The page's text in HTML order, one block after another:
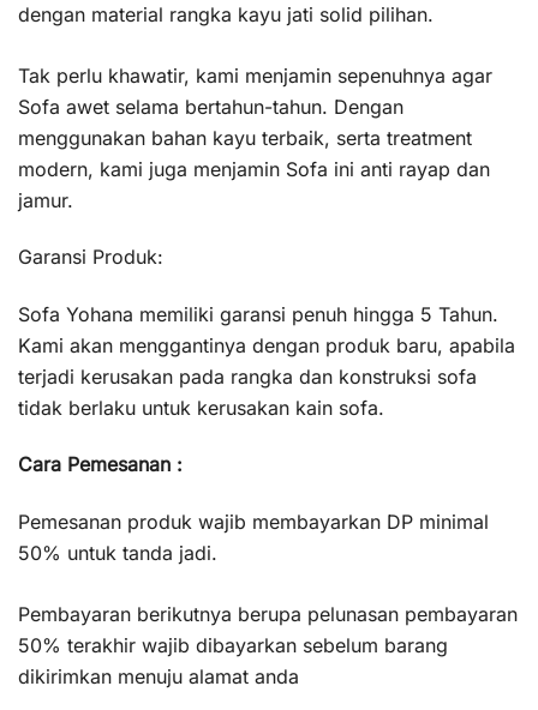
dengan material rangka kayu jati solid pilihan.
Tak perlu khawatir, kami menjamin sepenuhnya agar
Sofa awet selama bertahun-tahun. Dengan
menggunakan bahan kayu terbaik, serta treatment
modern, kami juga menjamin Sofa ini anti rayap dan
jamur.
Garansi Produk:
Sofa Yohana memiliki garansi penuh hingga 5 Tahun.
Kami akan menggantinya dengan produk baru, apabila
terjadi kerusakan pada rangka dan konstruksi sofa
tidak berlaku untuk kerusakan kain sofa.
Cara Pemesanan :
Pemesanan produk wajib membayarkan DP minimal
50% untuk tanda jadi.
Pembayaran berikutnya berupa pelunasan pembayaran
50% terakhir wajib dibayarkan sebelum barang
dikirimkan menuju alamat anda